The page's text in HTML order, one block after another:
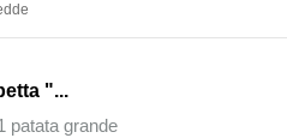
"...
patata grande